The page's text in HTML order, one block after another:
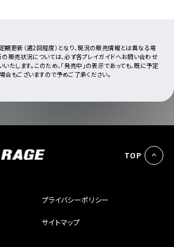
期更新（週2回程度）となり、現況の販売情報とは異なる場
の販売状況については、必ず各プレイガイドへお問い合わせ
たします。このため、「発売中」の表示であっても、既に予定
合もございますので予めご了承ください。
TOP
プライバシーポリシー
サイトマップ